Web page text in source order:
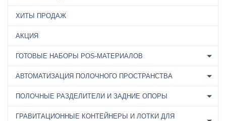
ХИТЫ ПРОДАЖ
АКЦИЯ
ГОТОВЫЕ НАБОРЫ POS-МАТЕРИАЛОВ
АВТОМАТИЗАЦИЯ ПОЛОЧНОГО ПРОСТРАНСТВА
ПОЛОЧНЫЕ РАЗДЕЛИТЕЛИ И ЗАДНИЕ ОПОРЫ
ГРАВИТАЦИОННЫЕ КОНТЕЙНЕРЫ И ЛОТКИ ДЛЯ